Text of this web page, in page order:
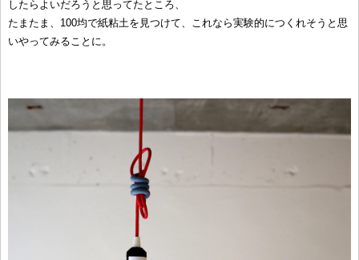
したらよいだろうと思ってたところ、
たまたま、100均で紙粘土を見つけて、これなら実験的につくれそうと思
いやってみることに。